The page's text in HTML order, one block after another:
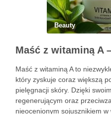
Beauty
Maść z witaminą A to
który zyskuje coraz większą
pielęgnacji skóry. Dzięki
regenerującym oraz
nieocenionym sojusznikiem